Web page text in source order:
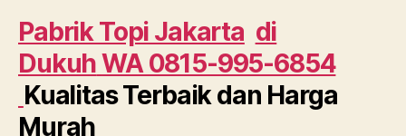
Dukuh
WA
0815
995
6854
Pabrik Topi Jakarta di
DukuhWA 0815-995-6854
Kualitas Terbaik dan Harga
Murah